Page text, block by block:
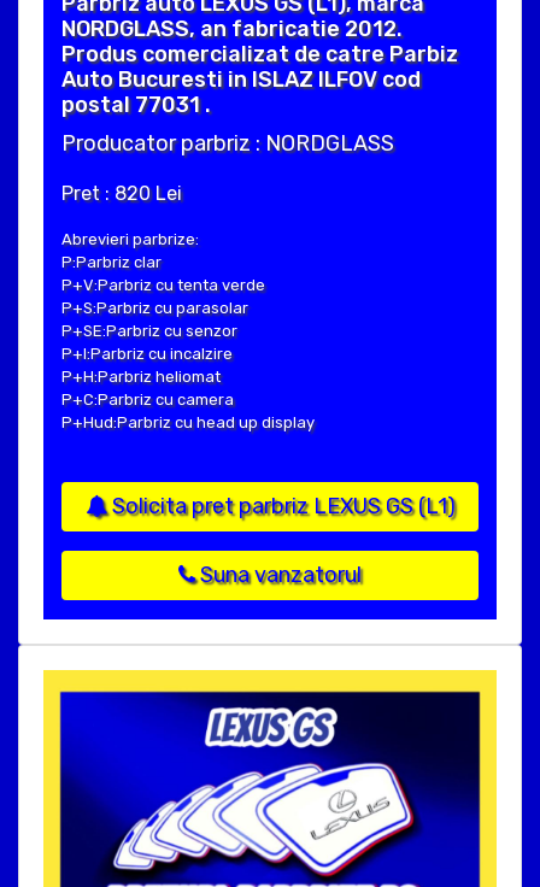
NORDGLASS, an fabricatie 2012.
Produs comercializat de catre Parbiz
Auto Bucuresti in ISLAZ ILFOV cod
postal 77031 .
Producator parbriz : NORDGLASS
Pret : 820 Lei
Abrevieri parbrize:
P:Parbriz clar
P+V:Parbriz cu tenta verde
P+S:Parbriz cu parasolar
P+SE:Parbriz cu senzor
P+I:Parbriz cu incalzire
P+H:Parbriz heliomat
P+C:Parbriz cu camera
P+Hud:Parbriz cu head up display
Solicita pret parbriz LEXUS GS (L1)
Suna vanzatorul